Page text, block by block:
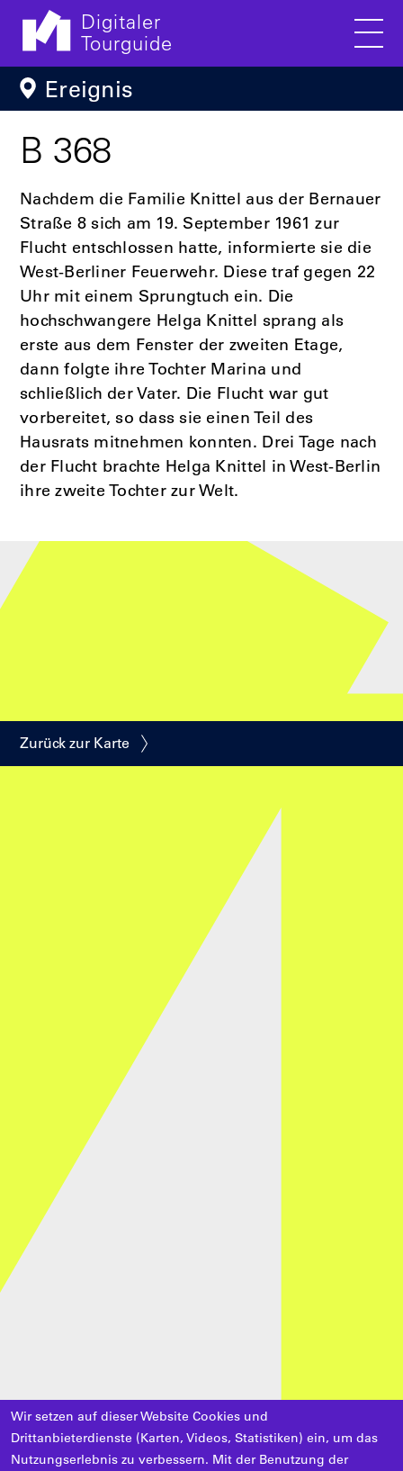
Direkt zum Inhalt
Digitaler
Tourguide
Ereignis
B 368
Nachdem die Familie Knittel aus der Bernauer
Straße 8 sich am 19. September 1961 zur
Flucht entschlossen hatte, informierte sie die
West-Berliner Feuerwehr. Diese traf gegen 22
Uhr mit einem Sprungtuch ein. Die
hochschwangere Helga Knittel sprang als
erste aus dem Fenster der zweiten Etage,
dann folgte ihre Tochter Marina und
schließlich der Vater. Die Flucht war gut
vorbereitet, so dass sie einen Teil des
Hausrats mitnehmen konnten. Drei Tage nach
der Flucht brachte Helga Knittel in West-Berlin
ihre zweite Tochter zur Welt.
Zurück zur Karte
Wir setzen auf dieser Website Cookies und
Drittanbieterdienste (Karten, Videos, Statistiken) ein, um das
Nutzungserlebnis zu verbessern. Mit der Benutzung der